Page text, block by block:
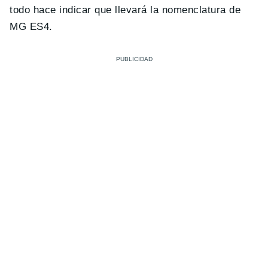
todo hace indicar que llevará la nomenclatura de
MG ES4.